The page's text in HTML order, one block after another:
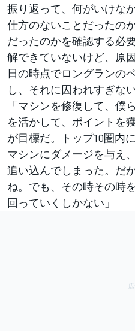
振り返って、何がいけな
仕方のないことだったの
だったのかを確認する必
解できていないけど、原
日の時点でロングランの
し、それに囚われすぎな
「マシンを修復して、僕
を活かして、ポイントを
が目標だ。トップ10圏内
マシンにダメージを与え
追い込んでしまった。だ
ね。でも、その時その時
回っていくしかない」